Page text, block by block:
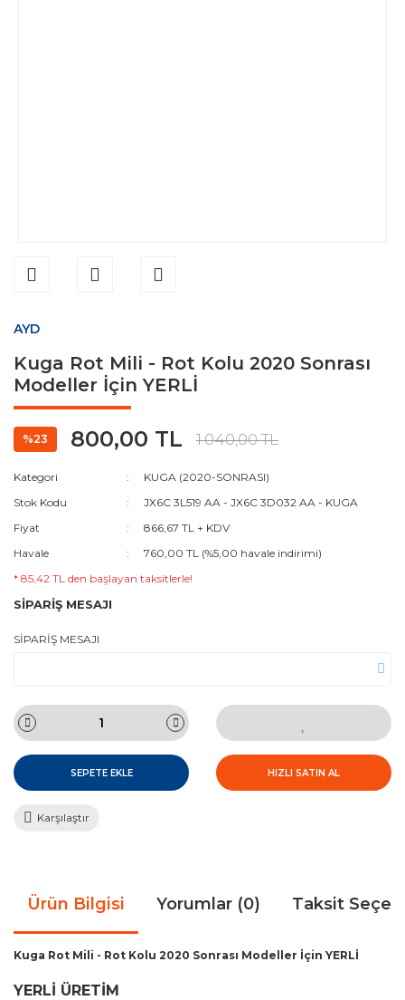
AYD
Kuga Rot Mili - Rot Kolu 2020 Sonrası
Modeller İçin YERLİ
%23 800,00 TL 1.040,00 TL
Kategori
KUGA (2020-SONRASI)
Stok Kodu
JX6C 3L519 AA - JX6C 3D032 AA - KUGA
Fiyat
866,67 TL + KDV
Havale
760,00 TL (%5,00 havale indirimi)
* 85,42 TL den başlayan taksitlerle!
SİPARİŞ MESAJI
SİPARİŞ MESAJI
SEPETE EKLE HIZLI SATIN AL
Karşılaştır
Ürün Bilgisi Yorumlar (0) Taksit
Kuga Rot Mili - Rot Kolu 2020 Sonrası Modeller İçin YERLİ
YERLİ ÜRETİM